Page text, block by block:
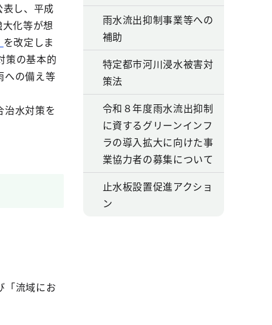
し、平成
化等が想
を改定しま
策の基本的
への備え等
水対策を
「流域にお
雨水流出抑制事業等への
補助
特定都市河川浸水被害対
策法
令和８年度雨水流出抑制
に資するグリーンインフ
ラの導入拡大に向けた事
業協力者の募集について
止水板設置促進アクショ
ン